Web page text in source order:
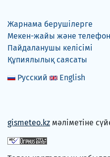
Жарнама берушілерге
Мекен-жайы және
Пайдаланушы келісімі
Құпиялылық саясаты
Русский
English
gismeteo.kz мәліметіне